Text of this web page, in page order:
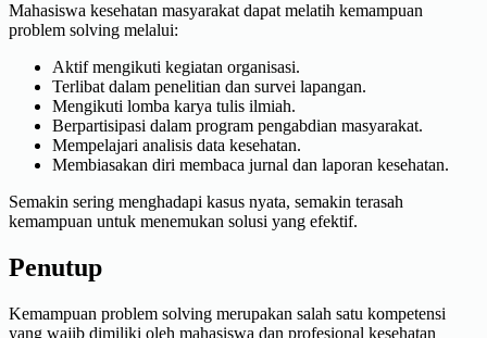
Mahasiswa kesehatan masyarakat dapat melatih kemampuan
problem solving melalui:
Aktif mengikuti kegiatan organisasi.
Terlibat dalam penelitian dan survei lapangan.
Mengikuti lomba karya tulis ilmiah.
Berpartisipasi dalam program pengabdian masyarakat.
Mempelajari analisis data kesehatan.
Membiasakan diri membaca jurnal dan laporan kesehatan.
Semakin sering menghadapi kasus nyata, semakin terasah
kemampuan untuk menemukan solusi yang efektif.
Penutup
Kemampuan problem solving merupakan salah satu kompetensi
yang wajib dimiliki oleh mahasiswa dan profesional kesehatan